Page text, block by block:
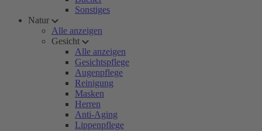
Sonstiges
Natur
Alle anzeigen
Gesicht
Alle anzeigen
Gesichtspflege
Augenpflege
Reinigung
Masken
Herren
Anti-Aging
Lippenpflege